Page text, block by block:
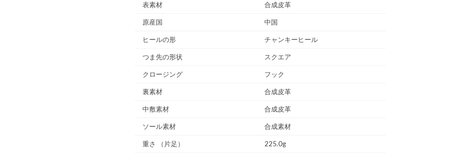
表素材 合成皮革
原産国 中国
ヒールの形 チャンキーヒール
つま先の形状 スクエア
クロージング フック
裏素材 合成皮革
中敷素材 合成皮革
ソール素材 合成素材
重さ （片足） 225.0g